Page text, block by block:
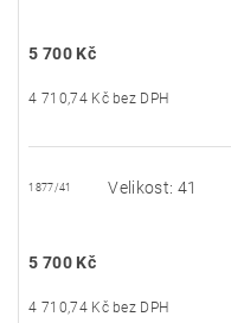
5 700 Kč
4 710,74 Kč bez DPH
1877/41 Velikost: 41
5 700 Kč
4 710,74 Kč bez DPH